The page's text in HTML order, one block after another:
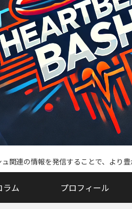
関連の情報を発信することで、より
ラム プロフィール